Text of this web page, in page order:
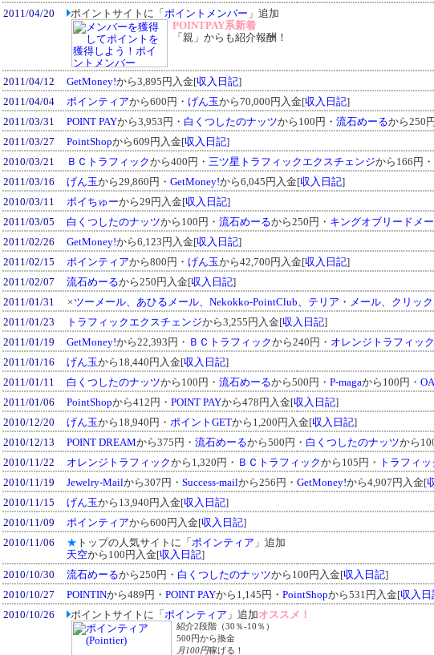
2011/04/20
ポイントサイトに「ポイントメンバー 」追加
POINTPAY系新着
「親」からも紹介報酬！
2011/04/12 GetMoney!から3,895円入金[収入日記]
2011/04/04
ポインティアから600円・ げん玉から70,000円入金[収入日記]
2011/03/31
POINT PAYから3,953円・ 白くつしたのナッツから100円・ 流石めーるから250
2011/03/27
PointShopから609円入金[収入日記]
2010/03/21
ＢＣトラフィックから400円・ 三ツ星トラフィックエクスチェンジから166円・
2011/03/16
げん玉から29,860円・ GetMoney!から6,045円入金[収入日記]
2010/03/11
ポイちゅーから29円入金[収入日記]
2011/03/05
白くつしたのナッツから100円・ 流石めーるから250円・ キングオブリードメ
2011/02/26
GetMoney!から6,123円入金[収入日記]
2011/02/15
ポインティアから800円・ げん玉から42,700円入金[収入日記]
2011/02/07
流石めーるから250円入金[収入日記]
2011/01/31
× ツーメール、あひるメール、Nekokko-PointClub、テリア・メール、クリッ
2011/01/23
トラフィックエクスチェンジから3,255円入金[収入日記]
2011/01/19
GetMoney!から22,393円・ ＢＣトラフィックから240円・ オレンジトラフィック
2011/01/16
げん玉から18,440円入金[収入日記]
2011/01/11
白くつしたのナッツから100円・ 流石めーるから500円・ P-magaから100円・
2011/01/06
PointShopから412円・ POINT PAYから478円入金[収入日記]
2010/12/20
げん玉から18,940円・ ポイントGETから1,200円入金[収入日記]
2010/12/13
POINT DREAMから375円・ 流石めーるから500円・ 白くつしたのナッツから
2010/11/22
オレンジトラフィックから1,320円・ ＢＣトラフィックから105円・ トラフィ
2010/11/19
Jewelry-Mailから307円・ Success-mailから256円・ GetMoney!から4,907円入金[
2010/11/15
げん玉から13,940円入金[収入日記]
2010/11/09
ポインティアから600円入金[収入日記]
2010/11/06
★ トップの人気サイトに「ポインティア 」追加
天空から100円入金[収入日記]
2010/10/30
流石めーるから250円・ 白くつしたのナッツから100円入金[収入日記]
2010/10/27
POINTINから489円・ POINT PAYから1,145円・ PointShopから531円入金[収入日
2010/10/26
ポイントサイトに「ポインティア 」追加オススメ！
紹介2段階（30％-10％）
500円から換金
月100円稼げる！